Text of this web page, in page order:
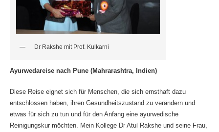
Dr Rakshe mit Prof. Kulkarni
Ayurwedareise nach Pune (Mahrarashtra, Indien)
Diese Reise eignet sich für Menschen, die sich ernsthaft dazu
entschlossen haben, ihren Gesundheitszustand zu verändern und
etwas für sich zu tun und für den Anfang eine ayurwedische
Reinigungskur möchten. Mein Kollege Dr Atul Rakshe und seine Frau,